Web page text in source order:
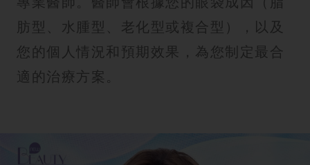
肪型、水腫型、老化型或複合型），以及
您的個人情況和預期效果，為您制定最合
適的治療方案。